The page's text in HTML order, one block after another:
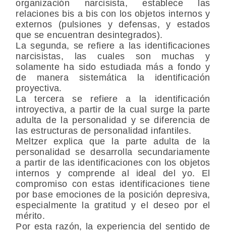
organización narcisista, establece las
relaciones bis a bis con los objetos internos y
externos (pulsiones y defensas, y estados
que se encuentran desintegrados).
La segunda, se refiere a las identificaciones
narcisistas, las cuales son muchas y
solamente ha sido estudiada más a fondo y
de manera sistemática la identificación
proyectiva.
La tercera se refiere a la identificación
introyectiva, a partir de la cual surge la parte
adulta de la personalidad y se diferencia de
las estructuras de personalidad infantiles.
Meltzer explica que la parte adulta de la
personalidad se desarrolla secundariamente
a partir de las identificaciones con los objetos
internos y comprende al ideal del yo. El
compromiso con estas identificaciones tiene
por base emociones de la posición depresiva,
especialmente la gratitud y el deseo por el
mérito.
Por esta razón, la experiencia del sentido de